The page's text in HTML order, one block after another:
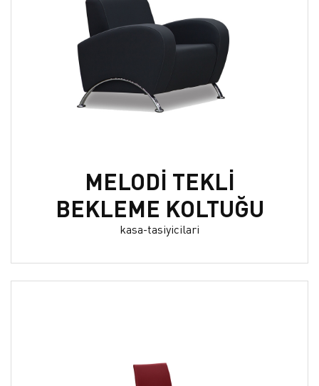
MELODİ TEKLİ
BEKLEME KOLTUĞU
kasa-tasiyicilari